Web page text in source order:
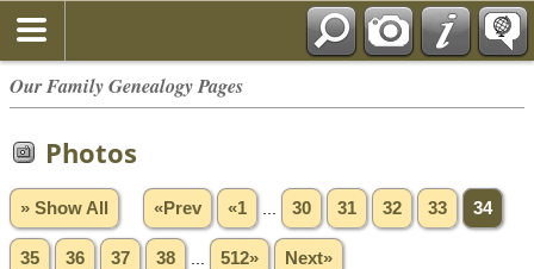
Our Family Genealogy Pages
Photos
» Show All «Prev «1 30 31 32 33 34
35 36 37 38 512» Next»